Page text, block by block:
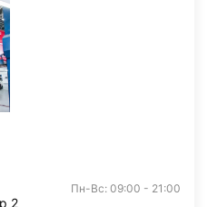
Пн-Вс: 09:00 - 21:00
2